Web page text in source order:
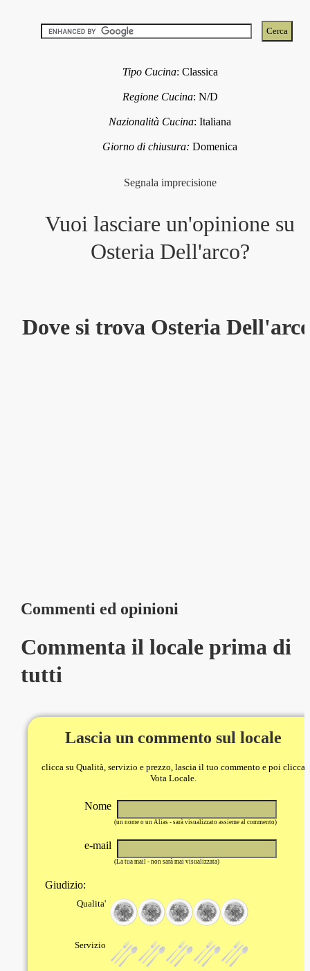
Tipo Cucina: Classica
Regione Cucina: N/D
Nazionalità Cucina:Italiana
Giorno di chiusura:Domenica
Segnala imprecisione
Vuoi lasciare un'opinione su
Osteria Dell'arco?
Dove si trova Osteria
Commenti ed opinioni
Commenta il locale prima di
tutti
Lascia un commento sul locale
clicca su Qualità, servizio e prezzo, lascia il tuo commento e poi clicca
Vota Locale.
Nome
(un nome o un Alias - sarà visualizzato assieme al commento)
e-mail
(La tua mail - non sarà mai visualizzata)
Giudizio:
Qualita'
Servizio